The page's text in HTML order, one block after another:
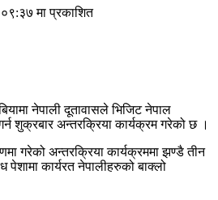
मा प्रकाशित
नेपाली दूतावासले भिजिट नेपाल
शुक्रबार अन्तरक्रिया कार्यक्रम गरेको छ ।
गरेको अन्तरक्रिया कार्यक्रममा झण्डै तीन
कार्यरत नेपालीहरुको बाक्लो